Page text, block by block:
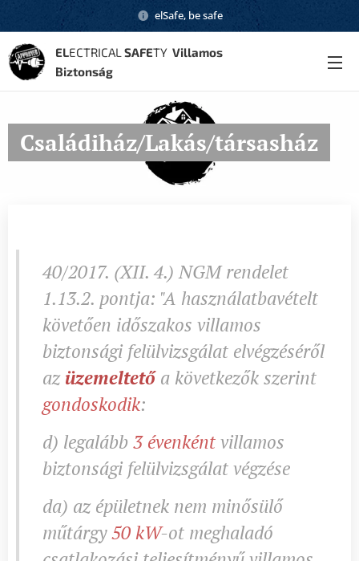
elSafe, be safe
ELECTRICAL SAFETY Villamos
Biztonság
Családiház/Lakás/társasház
40/2017. (XII. 4.) NGM rendelet
1.13.2. pontja: "A használatbavételt
követően időszakos villamos
biztonsági felülvizsgálat elvégzéséről
az üzemeltető a következők szerint
gondoskodik:
d) legalább 3 évenként villamos
biztonsági felülvizsgálat végzése
da) az épületnek nem minősülő
műtárgy50 kW-ot meghaladó